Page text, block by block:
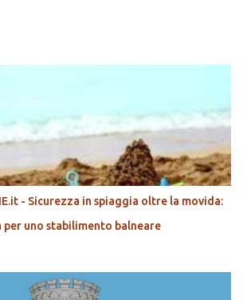
- Sicurezza in spiaggia oltre la movida:
per uno stabilimento balneare